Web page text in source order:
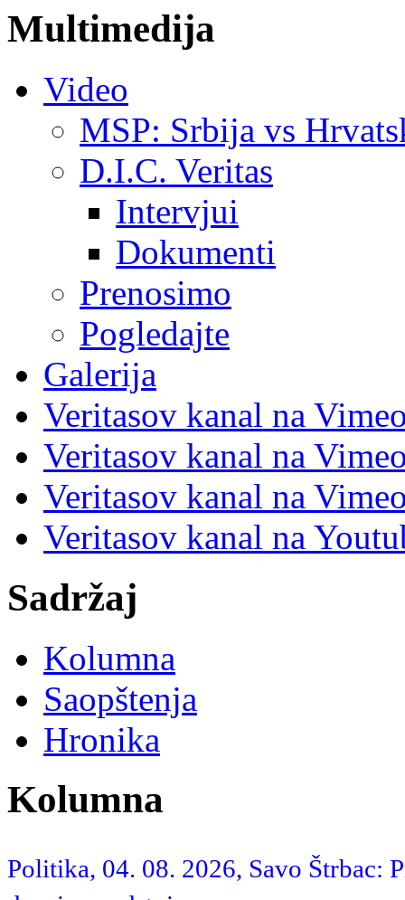
Multimedija
Video
MSP: Srbija vs
D.I.C. Veritas
Intervjui
Dokumenti
Prenosimo
Pogledajte
Galerija
Veritasov kanal na
Veritasov kanal na
Veritasov kanal na
Veritasov kanal na
Sadržaj
Kolumna
Saopštenja
Hronika
Kolumna
Politika, 04. 08. 2026, Savo Štrbac: